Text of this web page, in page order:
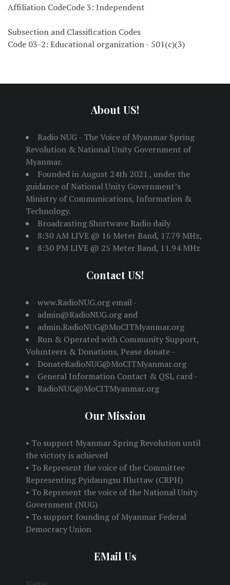
Affiliation CodeCode 3: Independent
Subsection and Classification Codes
Code 03-2: Educational organization - 501(c)(3)
About US!
Radio NUG - The Voice of Myanmar Spring
Revolution & National Unity Government of
Myanmar.
Founded in August 24th 2021 , under the
guidance of National Unity Government’s
Ministry of Communications, Information &
Technology.
Broadcasting Shortwave Radio daily
8:30 AM LIVE @ 16 Meter Band, 17.79 MHz,
8:30 PM LIVE @ 25 Meter Band, 11.94 MHz
Contact US!
www.RadioNUG.org email -
admin@RadioNUG.org and
admin.RadioNUG@MoCITMyanmar.org
Run & Operated with Community Support,
Volunteers & Donations, Pease donate -
DonateRadioNUG@MoCITMyanmar.org
General Information Contact & QSL card -
RadioNUG@MoCITMyanmar.org
Our Mission
• To support Myanmar Spring Revolution until
the victory is achieved
• To Represent the voice of the Committee
Representing Pyidaungsu Hluttaw (CRPH)
• To Represent the voice of the National Unity
Government (NUG)
• To support founding of Myanmar Federal
Democracy Union
EMail Us